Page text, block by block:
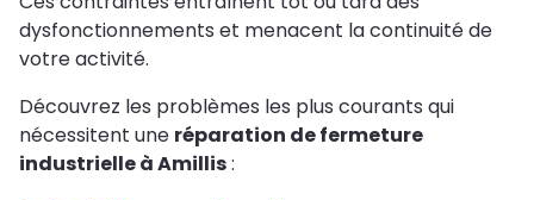
dysfonctionnements et menacent la continuité de
votre activité.
Découvrez les problèmes les plus courants qui
nécessitent une réparation de fermeture
industrielle à Amillis: